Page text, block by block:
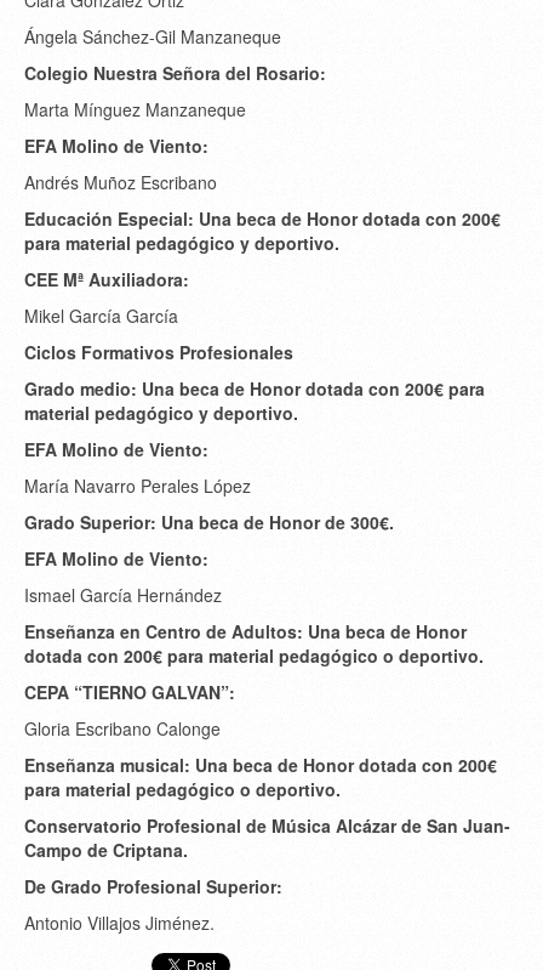
Ángela Sánchez-Gil Manzaneque
Colegio Nuestra Señora del Rosario:
Marta Mínguez Manzaneque
EFA Molino de Viento:
Andrés Muñoz Escribano
Educación Especial: Una beca de Honor dotada con 200€
para material pedagógico y deportivo.
CEE Mª Auxiliadora:
Mikel García García
Ciclos Formativos Profesionales
Grado medio: Una beca de Honor dotada con 200€ para
material pedagógico y deportivo.
EFA Molino de Viento:
María Navarro Perales López
Grado Superior: Una beca de Honor de 300€.
EFA Molino de Viento:
Ismael García Hernández
Enseñanza en Centro de Adultos: Una beca de Honor
dotada con 200€ para material pedagógico o deportivo.
CEPA “TIERNO GALVAN”:
Gloria Escribano Calonge
Enseñanza musical: Una beca de Honor dotada con 200€
para material pedagógico o deportivo.
Conservatorio Profesional de Música Alcázar de San Juan-
Campo de Criptana.
De Grado Profesional Superior:
Antonio Villajos Jiménez.